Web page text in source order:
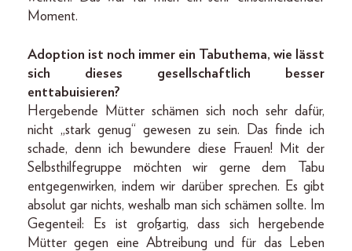
Moment.
Adoption ist noch immer ein Tabuthema, wie lässt
sich dieses gesellschaftlich besser
enttabuisieren?
Hergebende Mütter schämen sich noch sehr dafür,
nicht „stark genug“ gewesen zu sein. Das finde ich
schade, denn ich bewundere diese Frauen! Mit der
Selbsthilfegruppe möchten wir gerne dem Tabu
entgegenwirken, indem wir darüber sprechen. Es gibt
absolut gar nichts, weshalb man sich schämen sollte. Im
Gegenteil: Es ist großartig, dass sich hergebende
Mütter gegen eine Abtreibung und für das Leben